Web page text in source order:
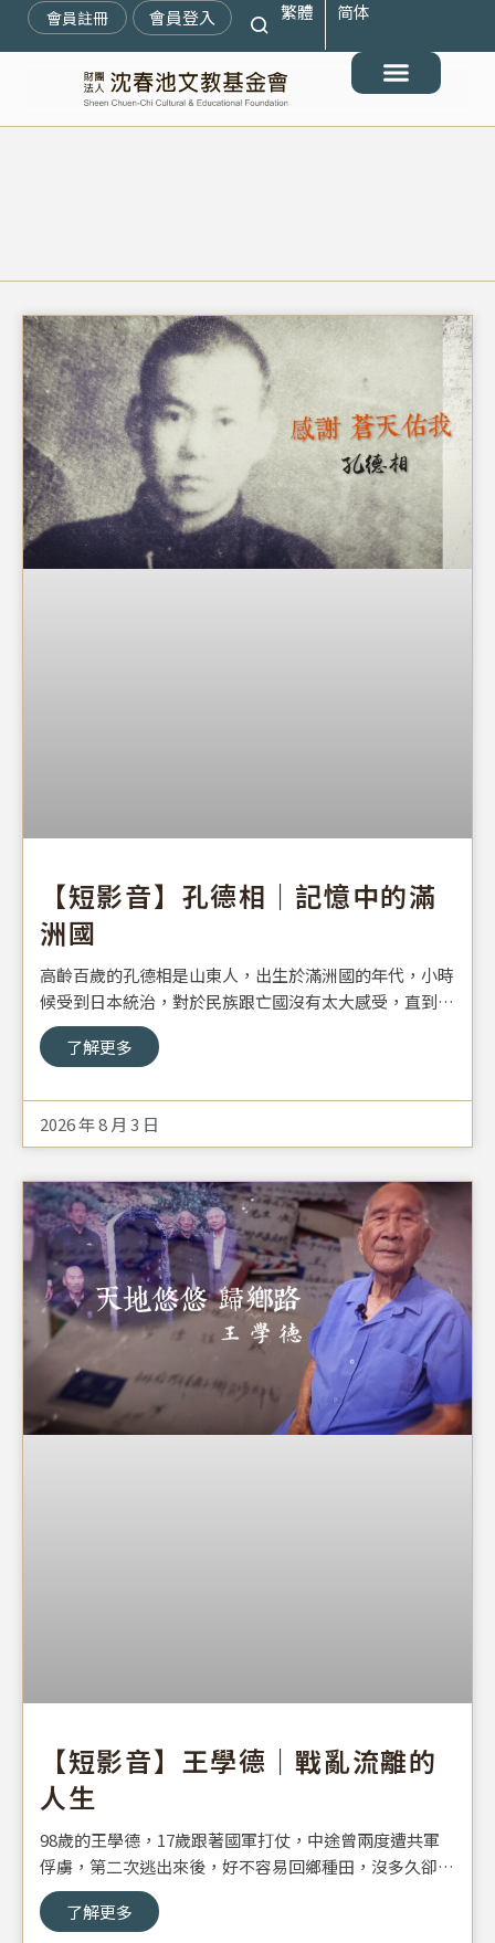
會員註冊 會員登入 繁體 简体
【短影音】孔德相｜記憶中的滿
洲國
高齡百歲的孔德相是山東人，出生於滿洲國的年代，小時
候受到日本統治，對於民族跟亡國沒有太大感受，直到抗
戰勝利以後，才慢慢意識到自己的身份。
了解更多
2026 年 8 月 3 日
【短影音】王學德｜戰亂流離的
人生
98歲的王學德，17歲跟著國軍打仗，中途曾兩度遭共軍
俘虜，第二次逃出來後，好不容易回鄉種田，沒多久卻又
遇上共軍徵兵，因此他決定離家，與母親道別，也成了這
輩子最痛心的回憶…。
了解更多
頁
面
頁
面
頁
面
頁
面